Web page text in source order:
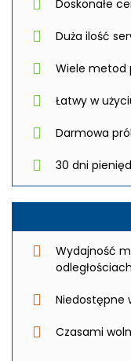
Doskonałe
Duża ilość
Wiele metod
Łatwy w
Darmowa
30 dni
Wydajność
Niedostępne
Czasami